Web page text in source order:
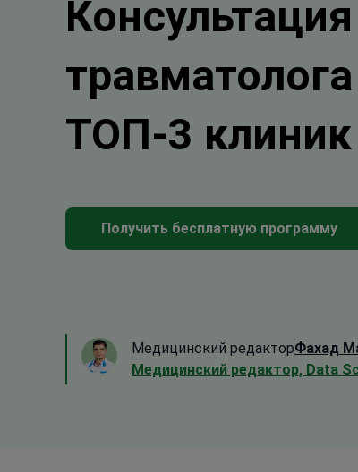
ТОП-3 клиник
Получить бесплатную программу
Медицинский редакторФахад
Медицинский редактор, Data